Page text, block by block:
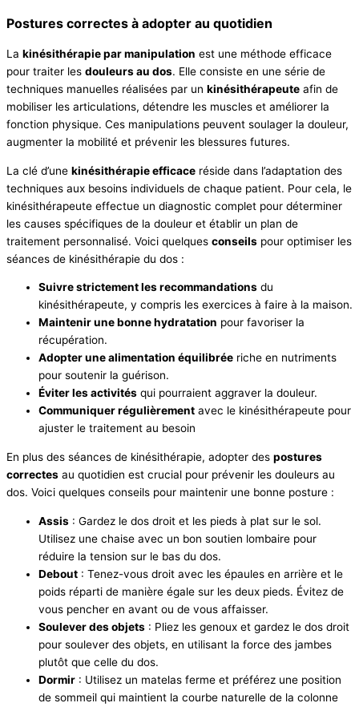
Postures correctes à adopter au quotidien
La kinésithérapie par manipulation est une méthode efficace
pour traiter les douleurs au dos. Elle consiste en une série de
techniques manuelles réalisées par un kinésithérapeute afin de
mobiliser les articulations, détendre les muscles et améliorer la
fonction physique. Ces manipulations peuvent soulager la douleur,
augmenter la mobilité et prévenir les blessures futures.
La clé d’une kinésithérapie efficace réside dans l’adaptation des
techniques aux besoins individuels de chaque patient. Pour cela, le
kinésithérapeute effectue un diagnostic complet pour déterminer
les causes spécifiques de la douleur et établir un plan de
traitement personnalisé. Voici quelques conseils pour optimiser les
séances de kinésithérapie du dos :
Suivre strictement les recommandations du
kinésithérapeute, y compris les exercices à faire à la maison.
Maintenir une bonne hydratation pour favoriser la
récupération.
Adopter une alimentation équilibrée riche en nutriments
pour soutenir la guérison.
Éviter les activités qui pourraient aggraver la douleur.
Communiquer régulièrement avec le kinésithérapeute pour
ajuster le traitement au besoin
En plus des séances de kinésithérapie, adopter des postures
correctes au quotidien est crucial pour prévenir les douleurs au
dos. Voici quelques conseils pour maintenir une bonne posture :
Assis : Gardez le dos droit et les pieds à plat sur le sol.
Utilisez une chaise avec un bon soutien lombaire pour
réduire la tension sur le bas du dos.
Debout : Tenez-vous droit avec les épaules en arrière et le
poids réparti de manière égale sur les deux pieds. Évitez de
vous pencher en avant ou de vous affaisser.
Soulever des objets : Pliez les genoux et gardez le dos droit
pour soulever des objets, en utilisant la force des jambes
plutôt que celle du dos.
Dormir : Utilisez un matelas ferme et préférez une position
de sommeil qui maintient la courbe naturelle de la colonne